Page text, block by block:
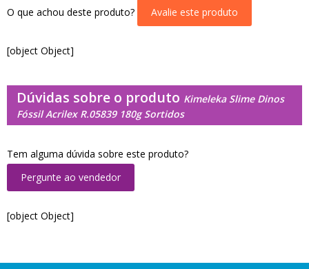
O que achou deste produto? Avalie este produto
[object Object]
Dúvidas sobre o produto Kimeleka Slime Dinos
Fóssil Acrilex R.05839 180g Sortidos
Tem alguma dúvida sobre este produto?
Pergunte ao vendedor
[object Object]